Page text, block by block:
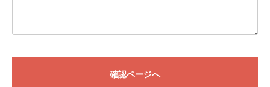
確認ページへ